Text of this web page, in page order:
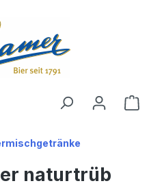
naturtrüb